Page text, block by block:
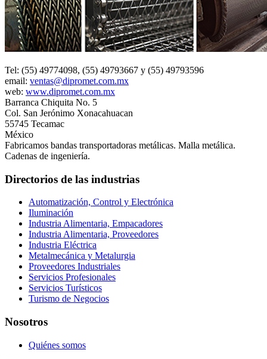
Tel: (55) 49774098, (55) 49793667 y (55) 49793596
email: ventas@dipromet.com.mx
web: www.dipromet.com.mx
Barranca Chiquita No. 5
Col. San Jerónimo Xonacahuacan
55745 Tecamac
México
Fabricamos bandas transportadoras metálicas. Malla metálica.
Cadenas de ingeniería.
Directorios de las industrias
Automatización, Control y Electrónica
Iluminación
Industria Alimentaria, Empacadores
Industria Alimentaria, Proveedores
Industria Eléctrica
Metalmecánica y Metalurgia
Proveedores Industriales
Servicios Profesionales
Servicios Turísticos
Turismo de Negocios
Nosotros
Quiénes somos